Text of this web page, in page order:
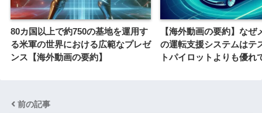
80カ国以上で約750の基地を運用す
る米軍の世界における広範なプレゼ
ンス【海外動画の要約】
【海外動画の要約】なぜ
の運転支援システムはテ
トパイロットよりも優れ
前の記事